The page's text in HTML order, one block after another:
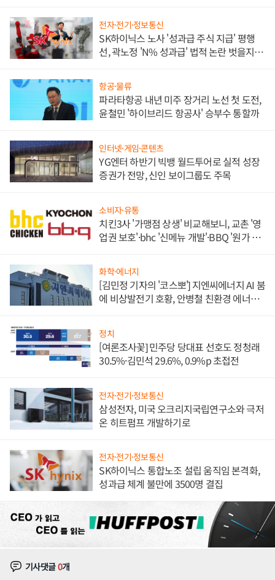
전자·전기·정보통신
SK하이닉스 노사 '성과급 주식 지급' 평행
선, 곽노정 'N% 성과급' 법적 논란 벗을지 주
항공·물류
파라타항공 내년 미주 장거리 노선 첫 도전,
윤철민 '하이브리드 항공사' 승부수 통할까
인터넷·게임·콘텐츠
YG엔터 하반기 빅뱅 월드투어로 실적 성장
증권가 전망, 신인 보이그룹도 주목
소비자·유통
치킨3사 '가맹점 상생' 비교해보니, 교촌 '영
업권 보호'·bhc '신메뉴 개발'·BBQ '원가 부
화학·에너지
[김민정 기자의 '코스뽀'] 지엔씨에너지 AI 붐
에 비상발전기 호황, 안병철 친환경 에너지
정치
[여론조사꽃] 민주당 당대표 선호도 정청래
30.5%·김민석 29.6%, 0.9%p 초접전
전자·전기·정보통신
삼성전자, 미국 오크리지국립연구소와 극저
온 히트펌프 개발하기로
전자·전기·정보통신
SK하이닉스 통합노조 설립 움직임 본격화,
성과급 체계 불만에 3500명 결집
기사댓글0개